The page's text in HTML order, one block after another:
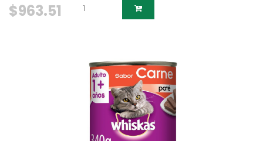
$963.51